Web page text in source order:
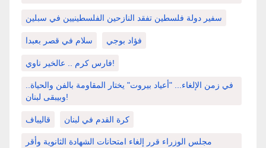
سفير دولة فلسطين تفقد النازحين الفلسطينيين في سبلين
سلام في قصر بعبدا فؤاد بوجي
فارس كرم .. عالخير ناوي!
في زمن الإلغاء... "أعياد بيروت" يختار المقاومة بالفن والحياة..
وبيبقى لبنان!
قاليباف كرة القدم في لبنان
مجلس الوزراء قرر إلغاء امتحانات الشهادة الثانوية وأقر